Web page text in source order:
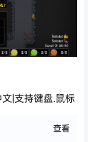
|支持键盘.鼠标
查看